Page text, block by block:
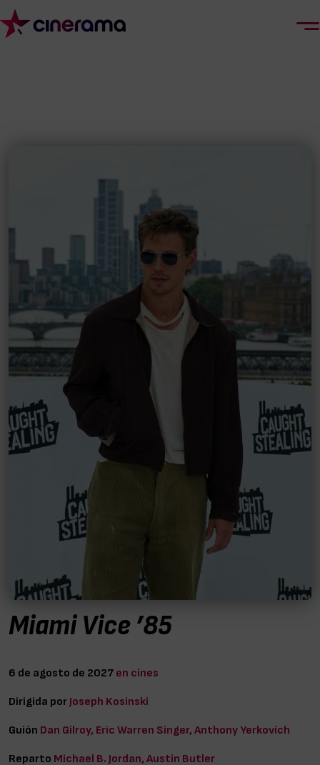
Miami Vice ’85
6 de agosto de 2027 en cines
Dirigida por Joseph Kosinski
Guión Dan Gilroy, Eric Warren Singer, Anthony Yerkovich
Reparto Michael B. Jordan, Austin Butler